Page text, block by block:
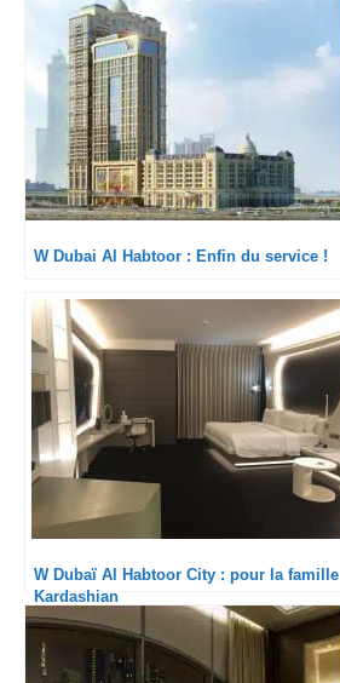
W Dubai Al Habtoor : Enfin du service !
W Dubaï Al Habtoor City : pour la famille
Kardashian